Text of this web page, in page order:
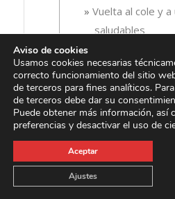
Vuelta al cole y
saludables
Zumo de fruta
Zumo de fruta y
Zumo de frutas
deportistas
Zumo de
oxidación
Zumo, para una
Aviso de cookies
Usamos cookies necesarias
correcto funcionamiento del sitio
de terceros para fines analíticos.
de terceros debe dar su
Puede obtener más información, así
preferencias y desactivar el uso de
Aceptar
Ajustes